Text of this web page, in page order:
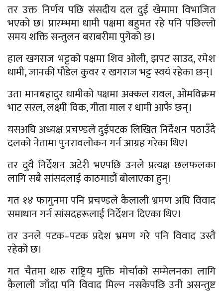
तर उक्त निर्णय पछि संसदीय दल दुई खेमामा विभाजित
भएको छ। प्रारम्भमा धामी पक्षमा बहुमत रहे पनि पछिल्लो
समय शक्ति सन्तुलन बराबरीमा पुगेको छ।
हाल खगराज भट्टको पक्षमा शिव ओली, झपट साउद, रमेश
धामी, जानकी पौडेल कुवर र खगराज भट्ट स्वयं रहेका छन्।
उता मानबहादुर धामीको पक्षमा अक्कल रावल, ओमविक्रम
भाट सरल, लक्ष्मी विक, गीता माल र धामी आफै छन्।
यसअघि अध्यक्ष प्रचण्डले दुईपटक लिखित निर्देशन पठाउँदै
दलको नेतामा पुनरावलोकन गर्न आग्रह गरेका थिए।
तर दुवै निर्देशन अटेरी भएपछि उनले प्रत्यक्ष छलफलका
लागि सबै सांसदलाई काठमाडौं बोलाएका हुन्।
गत १४ फागुनमा पनि प्रचण्डले कैलाली भ्रमण अघि विवाद
समाधान गर्न सांसदहरूलाई निर्देशन दिएका थिए।
तर उनले पटक–पटक प्रदेश भ्रमण गरे पनि विवाद उस्तै
रहेको छ।
गत चैतमा थारु राष्ट्रिय मुक्ति मोर्चाको सम्मेलनका लागि
कैलाली जाँदा पनि विवाद मिल्न नसकेपछि उनी असन्तुष्ट